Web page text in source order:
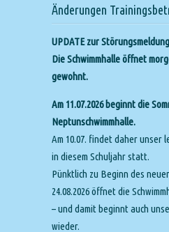
Änderungen
UPDATE zur
Die Schwimmhalle öffnet
gewohnt.
Am 11.07.2026 beginnt die
Neptunschwimmhalle.
Am 10.07. findet daher unser
in diesem Schuljahr statt.
Pünktlich zu Beginn des
24.08.2026 öffnet die
– und damit beginnt auch
wieder.